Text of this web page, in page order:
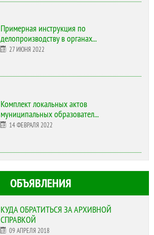
Примерная инструкция по
делопроизводству в органах...
27 ИЮНЯ 2022
Комплект локальных актов
муниципальных образовател...
14 ФЕВРАЛЯ 2022
ОБЪЯВЛЕНИЯ
КУДА ОБРАТИТЬСЯ ЗА АРХИВНОЙ
СПРАВКОЙ
09 АПРЕЛЯ 2018